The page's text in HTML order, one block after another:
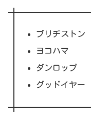
ブリヂストン
ヨコハマ
ダンロップ
グッドイヤー